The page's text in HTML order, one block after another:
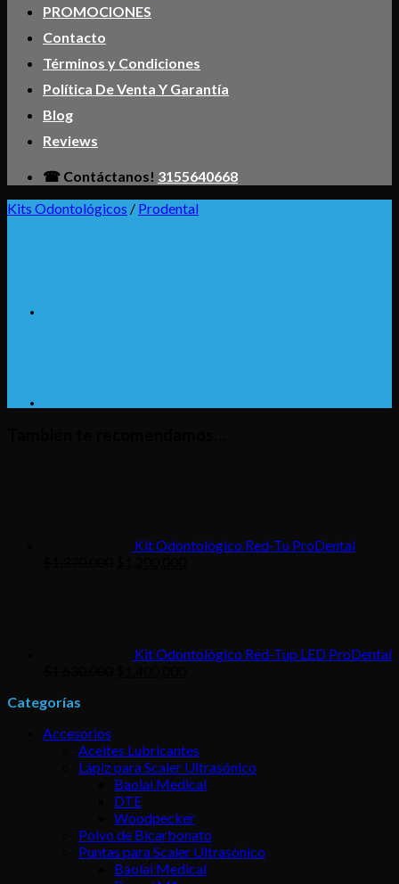
PROMOCIONES
Contacto
Términos y Condiciones
Política De Venta Y Garantía
Blog
Reviews
☎ Contáctanos! 3155640668
Kits Odontológicos / Prodental
Kit Odontológico Red-Tu ProDental
Kit Odontológico Red-Tup LED ProDental
Categorías
Accesorios
Aceites Lubricantes
Lápiz para Scaler Ultrasónico
Baolai Medical
DTE
Woodpecker
Polvo de Bicarbonato
Puntas para Scaler Ultrasónico
Baolai Medical